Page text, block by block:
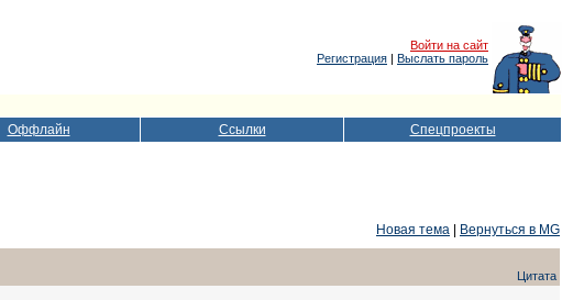
Войти на сайт
Регистрация | Выслать пароль
Оффлайн Ссылки Спецпроекты
Новая тема
Вернуться в MG
Цитата